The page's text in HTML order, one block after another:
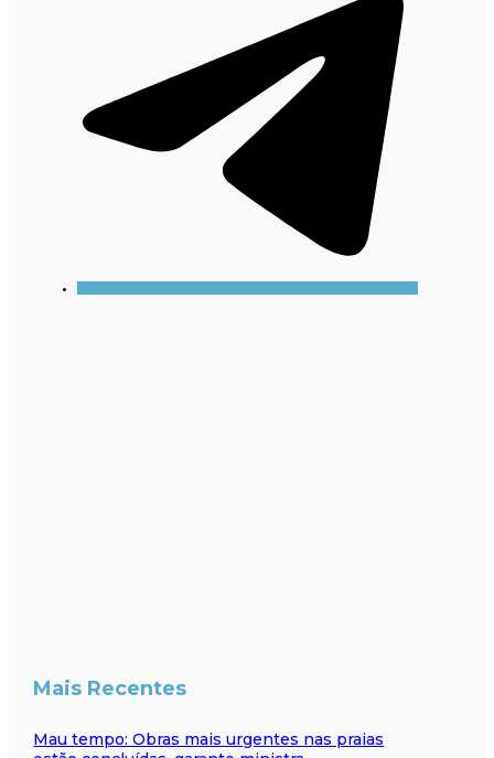
Mais Recentes
Mau tempo: Obras mais urgentes nas praias